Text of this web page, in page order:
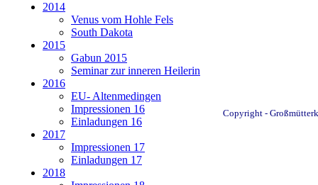
Copyright -
2014
Venus vom Hohle Fels
South Dakota
2015
Gabun 2015
Seminar zur inneren Heilerin
2016
EU- Altenmedingen
Impressionen 16
Einladungen 16
2017
Impressionen 17
Einladungen 17
2018